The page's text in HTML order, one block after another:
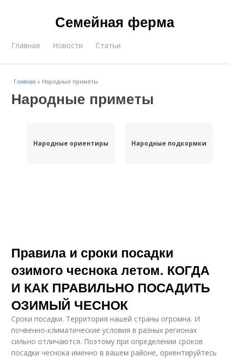
Семейная ферма
Главная Новости Статьи
Главная » Народные приметы
Народные приметы
Народные ориентиры Народные подкормки
Правила и сроки посадки
озимого чеснока летом. КОГДА
И КАК ПРАВИЛЬНО ПОСАДИТЬ
ОЗИМЫЙ ЧЕСНОК
Сроки посадки. Территория нашей страны огромна. И
почвенно-климатические условия в разных регионах
сильно отличаются. Поэтому при определении сроков
посадки чеснока именно в вашем районе, ориентируйтесь